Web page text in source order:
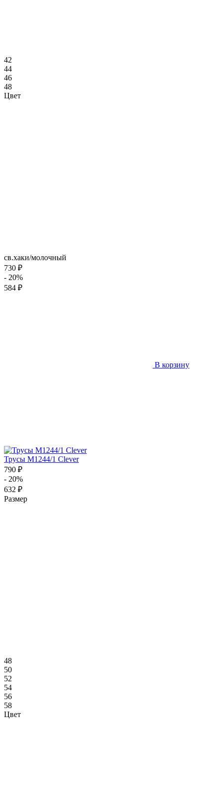
42
44
46
48
Цвет
св.хаки/молочный
730 ₽
- 20%
584 ₽
В корзину
Трусы M1244/1 Clever
790 ₽
- 20%
632 ₽
Размер
48
50
52
54
56
58
Цвет